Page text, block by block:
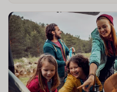
выбирать
дорожное